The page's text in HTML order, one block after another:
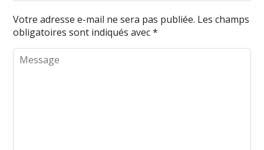
Votre adresse e-mail ne sera pas publiée. Les champs
obligatoires sont indiqués avec*